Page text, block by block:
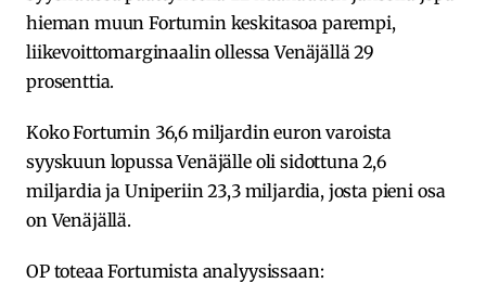
hieman muun Fortumin keskitasoa parempi,
liikevoittomarginaalin ollessa Venäjällä 29
prosenttia.
Koko Fortumin 36,6 miljardin euron varoista
syyskuun lopussa Venäjälle oli sidottuna 2,6
miljardia ja Uniperiin 23,3 miljardia, josta pieni osa
on Venäjällä.
OP toteaa Fortumista analyysissaan: